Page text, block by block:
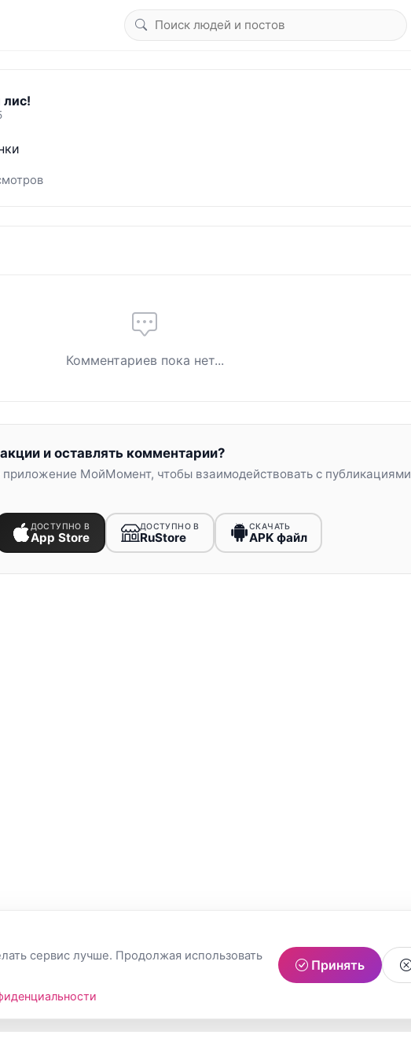
лис!
Комментариев пока нет...
и оставлять комментарии?
МойМомент, чтобы взаимодействовать с публикациями
ДОСТУПНО В
App Store
ДОСТУПНО В
RuStore
СКАЧАТЬ
APK файл
сервис лучше. Продолжая использовать
Принять